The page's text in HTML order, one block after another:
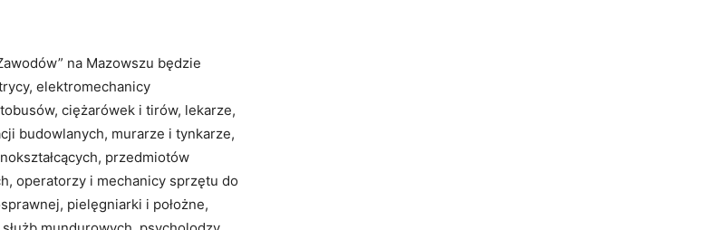
na Mazowszu będzie
elektromechanicy
ciężarówek i tirów, lekarze,
budowlanych, murarze i tynkarze,
przedmiotów
operatorzy i mechanicy sprzętu do
pielęgniarki i położne,